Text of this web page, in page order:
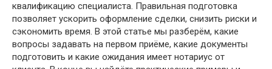
квалификацию специалиста. Правильная подготовка
позволяет ускорить оформление сделки, снизить риски и
сэкономить время. В этой статье мы разберём, какие
вопросы задавать на первом приёме, какие документы
подготовить и какие ожидания имеет нотариус от